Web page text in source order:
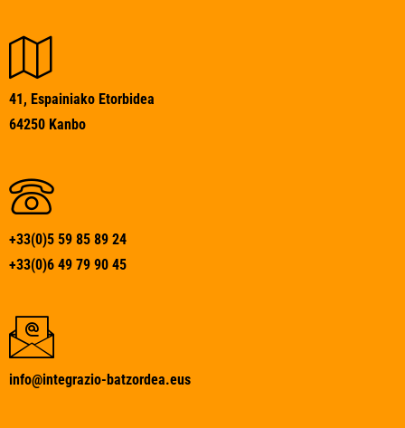
41, Espainiako Etorbidea
64250 Kanbo
+33(0)5 59 85 89 24
+33(0)6 49 79 90 45
info@integrazio-batzordea.eus